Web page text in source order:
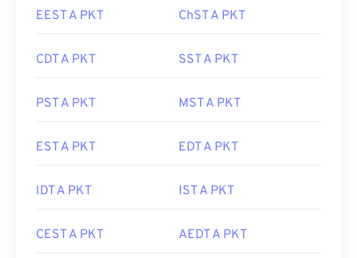
EEST A PKT ChST A PKT
CDT A PKT SST A PKT
PST A PKT MST A PKT
EST A PKT EDT A PKT
IDT A PKT IST A PKT
CEST A PKT AEDT A PKT